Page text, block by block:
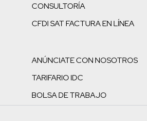
CONSULTORÍA
CFDI SAT FACTURA EN LÍNEA
ANÚNCIATE CON NOSOTROS
TARIFARIO IDC
BOLSA DE TRABAJO